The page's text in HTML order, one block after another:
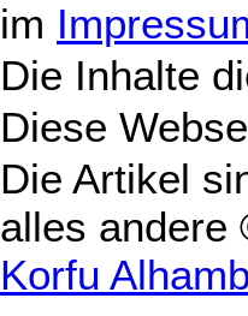
im
Die Inhalte
Diese
Die Artikel
alles
Korfu